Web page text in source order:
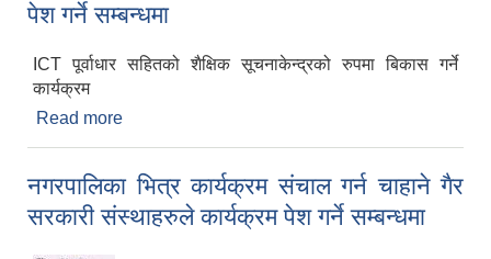
पेश गर्ने सम्बन्धमा
ICT पूर्वाधार सहितको शैक्षिक सूचनाकेन्द्रको रुपमा बिकास गर्ने
कार्यक्रम
Read more
नगरपालिका भित्र कार्यक्रम संचाल गर्न चाहाने गैर
सरकारी संस्थाहरुले कार्यक्रम पेश गर्ने सम्बन्धमा